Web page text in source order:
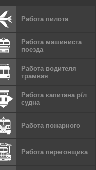
Работа пилота
Работа машиниста
поезда
Работа водителя
трамвая
Работа капитана р/л
судна
Работа пожарного
Работа перегонщика